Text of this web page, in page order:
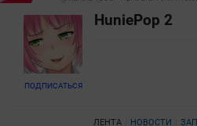
ПОДПИСАТЬСЯ
HuniePop 2
ЛЕНТА НОВОСТИ